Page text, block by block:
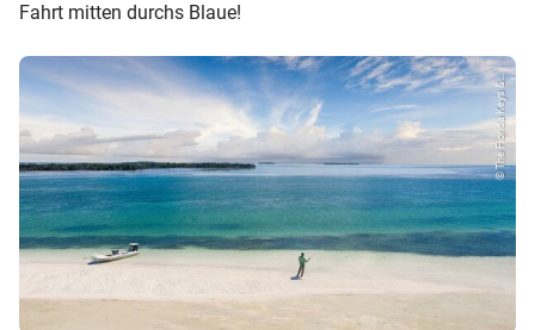
Fahrt mitten durchs Blaue!
© The Florida Keys &...